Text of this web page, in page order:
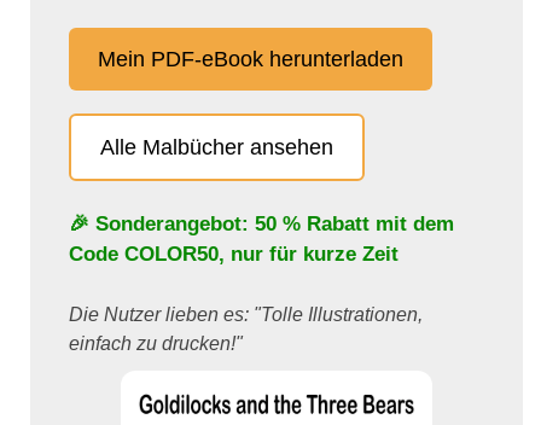
Mein PDF-eBook herunterladen
Alle Malbücher ansehen
🎉 Sonderangebot: 50 % Rabatt mit dem
Code COLOR50, nur für kurze Zeit
Die Nutzer lieben es: "Tolle Illustrationen,
einfach zu drucken!"